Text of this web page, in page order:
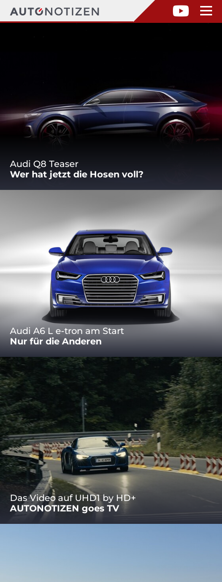
Audi Q8 Teaser
Wer hat jetzt die Hosen voll?
Audi A6 L e-tron am Start
Nur für die Anderen
Das Video auf UHD1 by HD+
AUTONOTIZEN goes TV